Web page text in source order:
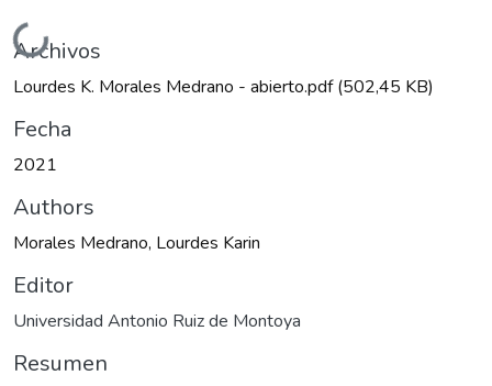
Cargando...
Archivos
Lourdes K. Morales Medrano - abierto.pdf(502,45 KB)
Fecha
2021
Authors
Morales Medrano, Lourdes Karin
Editor
Universidad Antonio Ruiz de Montoya
Resumen